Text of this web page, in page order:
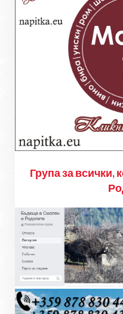
Група за всички,